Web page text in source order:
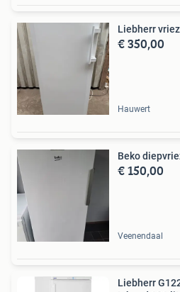
Liebherr
€ 350,00
Hauwert
Beko
€ 150,00
Veenendaal
Liebherr